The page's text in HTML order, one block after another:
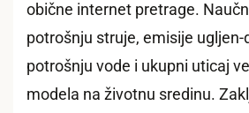
obične internet pretrage.
potrošnju struje, emisije ugljen-
potrošnju vode i ukupni uticaj
modela na životnu sredinu.